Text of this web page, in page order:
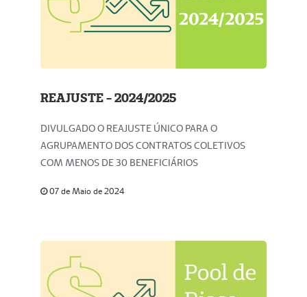
REAJUSTE - 2024/2025
DIVULGADO O REAJUSTE ÚNICO PARA O
AGRUPAMENTO DOS CONTRATOS COLETIVOS
COM MENOS DE 30 BENEFICIÁRIOS
07 de Maio de 2024